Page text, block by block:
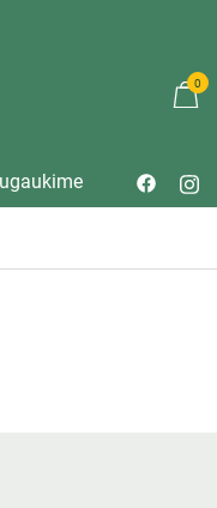
0